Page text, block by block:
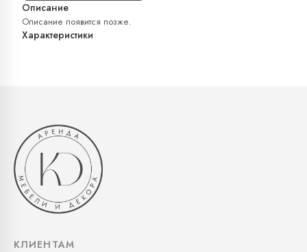
Описание
Описание появится позже.
Характеристики
КЛИЕНТАМ